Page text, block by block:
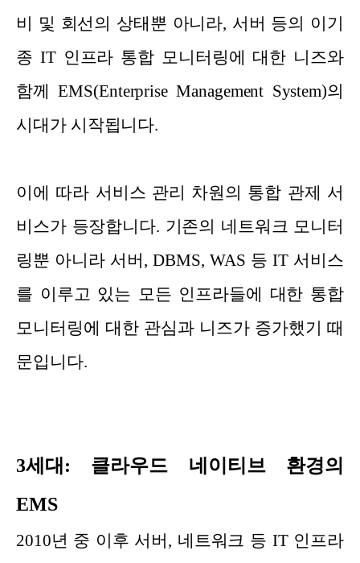
비 및 회선의 상태뿐 아니라, 서버 등의 이기
종 IT 인프라 통합 모니터링에 대한 니즈와
함께 EMS(Enterprise Management System)의
시대가 시작됩니다.
이에 따라 서비스 관리 차원의 통합 관제 서
비스가 등장합니다. 기존의 네트워크 모니터
링뿐 아니라 서버, DBMS, WAS 등 IT 서비스
를 이루고 있는 모든 인프라들에 대한 통합
모니터링에 대한 관심과 니즈가 증가했기 때
문입니다.
3세대: 클라우드 네이티브 환경의
EMS
2010년 중 이후 서버, 네트워크 등 IT 인프라